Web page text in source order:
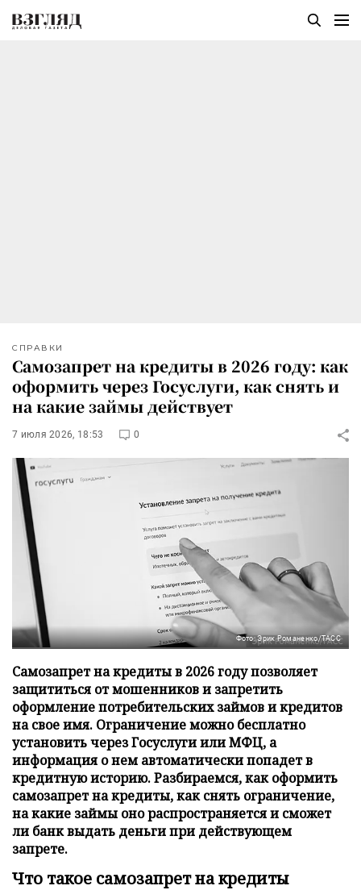
СПРАВКИ
Самозапрет на кредиты в 2026 году: как
оформить через Госуслуги, как снять и
на какие займы действует
7 июля 2026, 18:53 0
Фото: Эрик Романенко/ТАСС
Самозапрет на кредиты в 2026 году позволяет
защититься от мошенников и запретить
оформление потребительских займов и кредитов
на свое имя. Ограничение можно бесплатно
установить через Госуслуги или МФЦ, а
информация о нем автоматически попадет в
кредитную историю. Разбираемся, как оформить
самозапрет на кредиты, как снять ограничение,
на какие займы оно распространяется и сможет
ли банк выдать деньги при действующем
запрете.
Что такое самозапрет на кредиты